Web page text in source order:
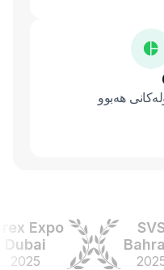
هەبوو
SVS
Bahrain
2025
Expo